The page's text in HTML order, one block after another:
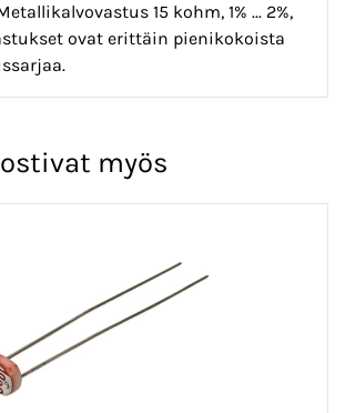
15 kohm, 1% ... 2%,
ovat erittäin pienikokoista
myös